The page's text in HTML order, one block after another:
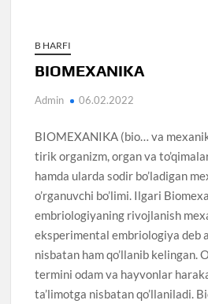
B HARFI
BIOMEXANIKA
Admin 06.02.2022
BIOMEXANIKA (bio… va
tirik organizm, organ va
hamda ularda sodir bo’ladigan
o’rganuvchi bo’limi. Ilgari
embriologiyaning rivojlanish
eksperimental embriologiya deb
nisbatan ham qo’llanib kelingan.
termini odam va hayvonlar
ta’limotga nisbatan qo’llaniladi.